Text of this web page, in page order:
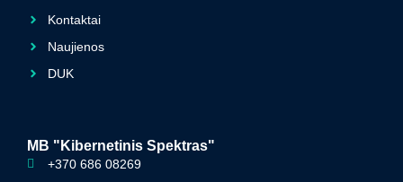
Kontaktai
Naujienos
DUK
MB "Kibernetinis Spektras"
+370 686 08269